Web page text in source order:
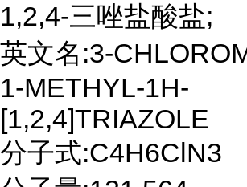
1,2,4-三唑盐酸盐;
英文名:3-
1-METHYL-1H-
[1,2,4]TRIAZOLE
分子式:C4H6ClN3